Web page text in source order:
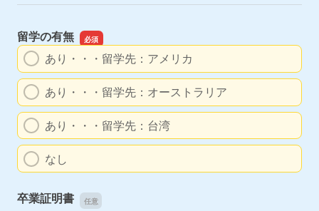
留学の有無
あり・・・留学先：アメリカ
あり・・・留学先：オーストラリア
あり・・・留学先：台湾
なし
卒業証明書